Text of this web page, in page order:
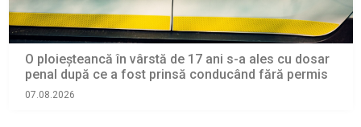
O ploieșteancă în vârstă de 17 ani s-a ales cu dosar
penal după ce a fost prinsă conducând fără permis
07.08.2026